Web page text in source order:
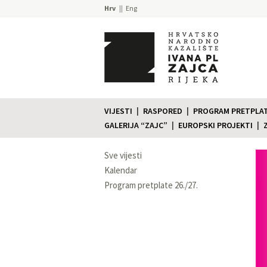
Hrv Eng
VIJESTI RASPORED
PROGRAM
GALERIJA “ZAJC”
EUROPSKI PROJEKTI
Sve vijesti
Kalendar
Program pretplate 26./27.